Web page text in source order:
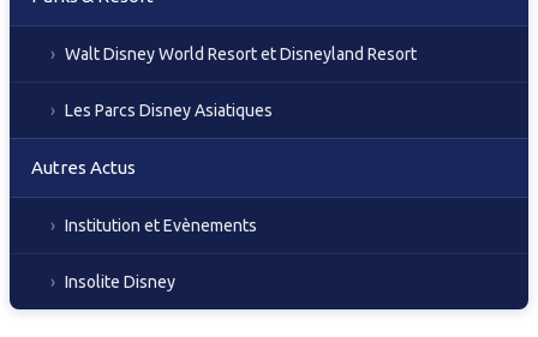
Walt Disney World Resort et Disneyland Resort
Les Parcs Disney Asiatiques
Autres Actus
Institution et Evènements
Insolite Disney